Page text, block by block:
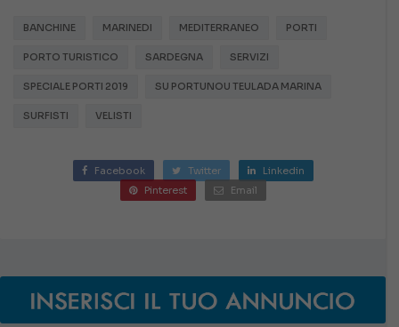
BANCHINE MARINEDI MEDITERRANEO PORTI
PORTO TURISTICO SARDEGNA SERVIZI
SPECIALE PORTI 2019 SU PORTUNOU TEULADA MARINA
SURFISTI VELISTI
Facebook Twitter
Linkedin
Pinterest
Email